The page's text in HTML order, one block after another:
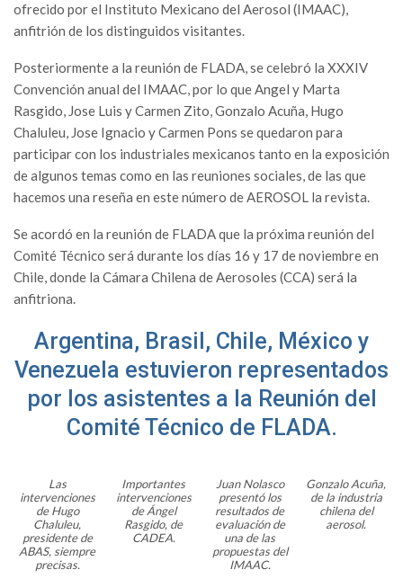
ofrecido por el Instituto Mexicano del Aerosol (IMAAC),
anfitrión de los distinguidos visitantes.
Posteriormente a la reunión de FLADA, se celebró la XXXIV
Convención anual del IMAAC, por lo que Angel y Marta
Rasgido, Jose Luis y Carmen Zito, Gonzalo Acuña, Hugo
Chaluleu, Jose Ignacio y Carmen Pons se quedaron para
participar con los industriales mexicanos tanto en la exposición
de algunos temas como en las reuniones sociales, de las que
hacemos una reseña en este número de AEROSOL la revista.
Se acordó en la reunión de FLADA que la próxima reunión del
Comité Técnico será durante los días 16 y 17 de noviembre en
Chile, donde la Cámara Chilena de Aerosoles (CCA) será la
anfitriona.
Argentina, Brasil, Chile, México y
Venezuela estuvieron representados
por los asistentes a la Reunión del
Comité Técnico de FLADA.
Las
intervenciones
de Hugo
Chaluleu,
presidente de
ABAS, siempre
precisas.
Importantes
intervenciones
de Ángel
Rasgido, de
CADEA.
Juan Nolasco
presentó los
resultados de
evaluación de
una de las
propuestas del
IMAAC.
Gonzalo Acuña,
de la industria
chilena del
aerosol.